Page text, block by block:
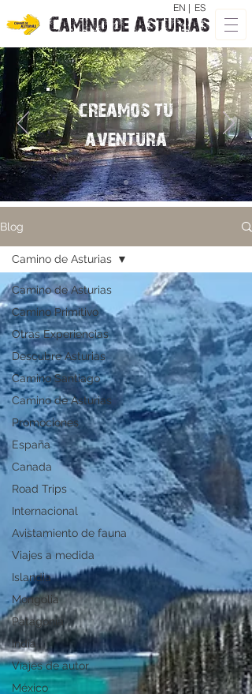
Camino de Asturias
EN | ES
creamos tu
aventura
Blog
Camino de Asturias
Camino Primitivo
Otras Experiencias
Descubre Asturias
Camino Santiago
Camino de Asturias
Promociones
España
Canada
Road Trips
Internacional
Avistamiento de fauna
Viajes a medida
Islandia
Mongolia
Patagonia
India
Viajes de autor
México
Camino de Asturias